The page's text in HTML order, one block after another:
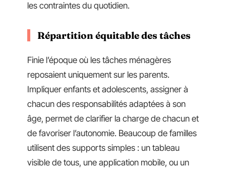
les contraintes du quotidien.
Répartition équitable des tâches
Finie l’époque où les tâches ménagères
reposaient uniquement sur les parents.
Impliquer enfants et adolescents, assigner à
chacun des responsabilités adaptées à son
âge, permet de clarifier la charge de chacun et
de favoriser l’autonomie. Beaucoup de familles
utilisent des supports simples : un tableau
visible de tous, une application mobile, ou un